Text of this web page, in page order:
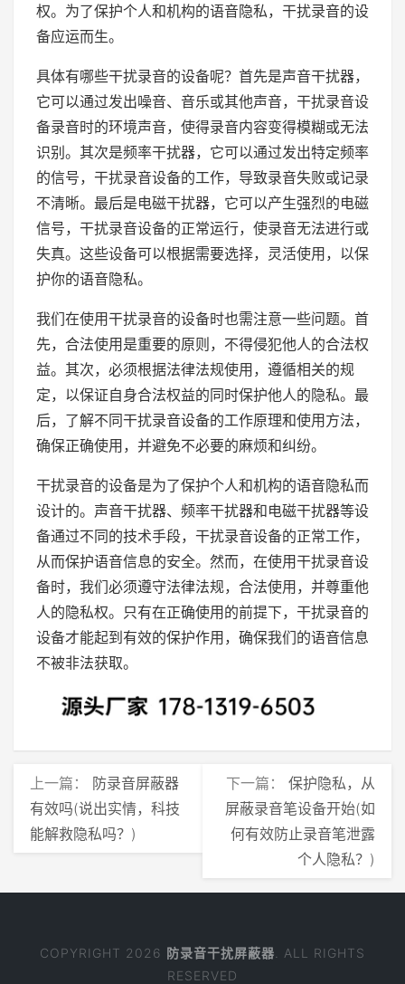
权。为了保护个人和机构的语音隐私，干扰录音的设
备应运而生。
具体有哪些干扰录音的设备呢？首先是声音干扰器，
它可以通过发出噪音、音乐或其他声音，干扰录音设
备录音时的环境声音，使得录音内容变得模糊或无法
识别。其次是频率干扰器，它可以通过发出特定频率
的信号，干扰录音设备的工作，导致录音失败或记录
不清晰。最后是电磁干扰器，它可以产生强烈的电磁
信号，干扰录音设备的正常运行，使录音无法进行或
失真。这些设备可以根据需要选择，灵活使用，以保
护你的语音隐私。
我们在使用干扰录音的设备时也需注意一些问题。首
先，合法使用是重要的原则，不得侵犯他人的合法权
益。其次，必须根据法律法规使用，遵循相关的规
定，以保证自身合法权益的同时保护他人的隐私。最
后，了解不同干扰录音设备的工作原理和使用方法，
确保正确使用，并避免不必要的麻烦和纠纷。
干扰录音的设备是为了保护个人和机构的语音隐私而
设计的。声音干扰器、频率干扰器和电磁干扰器等设
备通过不同的技术手段，干扰录音设备的正常工作，
从而保护语音信息的安全。然而，在使用干扰录音设
备时，我们必须遵守法律法规，合法使用，并尊重他
人的隐私权。只有在正确使用的前提下，干扰录音的
设备才能起到有效的保护作用，确保我们的语音信息
不被非法获取。
上一篇： 防录音屏蔽器
有效吗(说出实情，科技
能解救隐私吗？)
下一篇： 保护隐私，从
屏蔽录音笔设备开始(如
何有效防止录音笔泄露
个人隐私？)
COPYRIGHT 2026 防录音干扰屏蔽器 . ALL RIGHTS
RESERVED